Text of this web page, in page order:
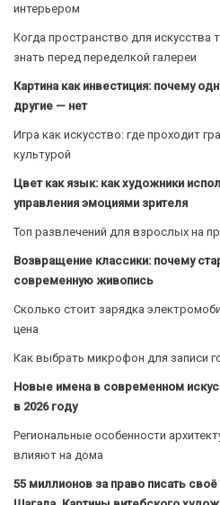
интерьером
Когда пространство для искусства
знать перед переделкой галереи
Картина как инвестиция: почему
другие — нет
Игра как искусство: где проходит
культурой
Цвет как язык: как художники
управления эмоциями зрителя
Топ развлечений для взрослых на
Возвращение классики: почему
современную живопись
Сколько стоит зарядка
цена
Как выбрать микрофон для записи
Новые имена в современном
в 2026 году
Региональные особенности
влияют на дома
55 миллионов за право писать